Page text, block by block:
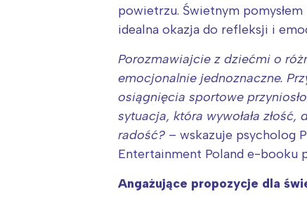
powietrzu. Świetnym
idealna okazja do refleksji i
Porozmawiajcie z dziećmi o
emocjonalnie jednoznaczne.
osiągnięcia sportowe
sytuacja, która wywołała
radość? – wskazuje psycholog
Entertainment Poland e-booku
Angażujące propozycje dla